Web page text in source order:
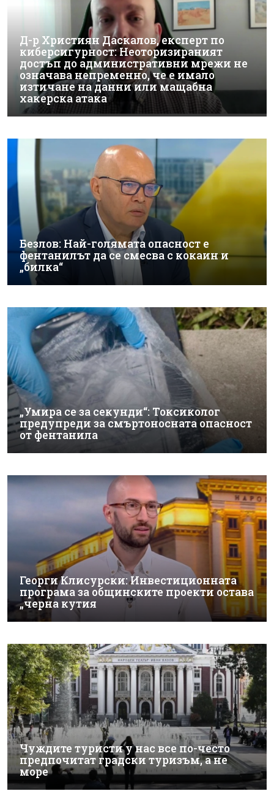
Д-р Християн Даскалов, експерт по
киберсигурност: Неоторизираният
достъп до административни мрежи не
означава непременно, че е имало
изтичане на данни или мащабна
хакерска атака
Безлов: Най-голямата опасност е
фентанилът да се смесва с кокаин и
„билка“
„Умира се за секунди“: Токсиколог
предупреди за смъртоносната опасност
от фентанила
Георги Клисурски: Инвестиционната
програма за общинските проекти остава
„черна кутия
Чуждите туристи у нас все по-често
предпочитат градски туризъм, а не
море